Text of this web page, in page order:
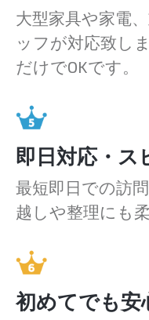
大型家具や家電
ッフが対応致し
だけでOKです。
即日対応・ス
最短即日での訪
越しや整理にも
初めてでも安